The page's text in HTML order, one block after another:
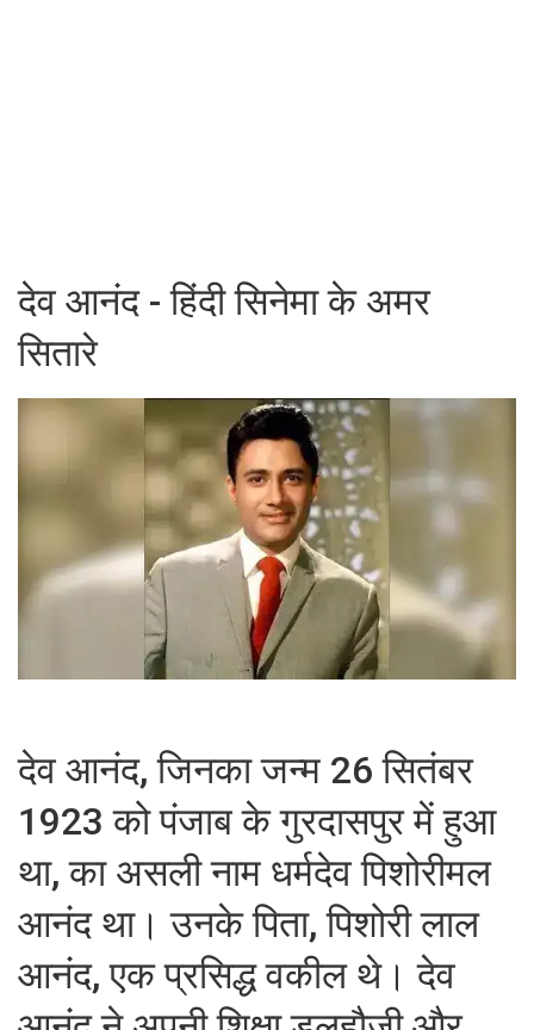
देव आनंद - हिंदी सिनेमा के अमर
सितारे
देव आनंद, जिनका जन्म 26 सितंबर
1923 को पंजाब के गुरदासपुर में हुआ
था, का असली नाम धर्मदेव पिशोरीमल
आनंद था। उनके पिता, पिशोरी लाल
आनंद, एक प्रसिद्ध वकील थे। देव